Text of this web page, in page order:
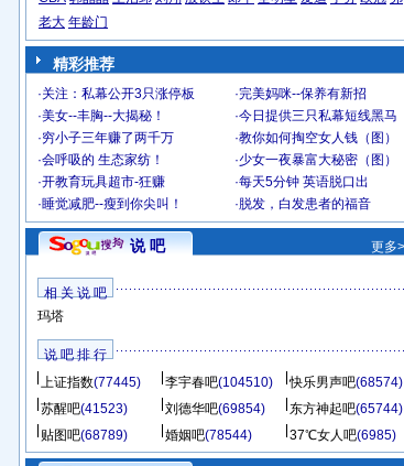
老大 年龄门
精彩推荐
·关注：私幕公开3只涨停板 ·完美妈咪--保养有新招
·美女--丰胸--大揭秘！ ·今日提供三只私幕短线黑马
·穷小子三年赚了两千万 ·教你如何掏空女人钱（图）
·会呼吸的 生态家纺！ ·少女一夜暴富大秘密（图）
·开教育玩具超市-狂赚 ·每天5分钟 英语脱口出
·睡觉减肥--瘦到你尖叫！ · 脱发，白发患者的福音
说 吧 更多
相 关 说 吧
玛塔
说 吧 排 行
上证指数(77445) 李宇春吧(104510) 快乐男声吧(68574)
苏醒吧(41523) 刘德华吧(69854) 东方神起吧(65744)
贴图吧(68789) 婚姻吧(78544) 37℃女人吧(6985)